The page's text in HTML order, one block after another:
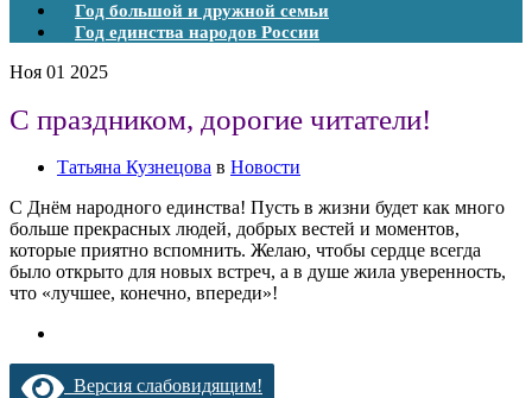
Год большой и дружной семьи
Год единства народов России
Ноя 01 2025
С праздником, дорогие читатели!
Татьяна Кузнецова в Новости
С Днём народного единства! Пусть в жизни будет как много
больше прекрасных людей, добрых вестей и моментов,
которые приятно вспомнить. Желаю, чтобы сердце всегда
было открыто для новых встреч, а в душе жила уверенность,
что «лучшее, конечно, впереди»!
Версия слабовидящим!